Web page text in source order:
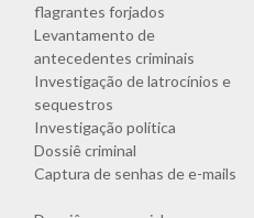
flagrantes forjados
Levantamento de
antecedentes criminais
Investigação de latrocínios e
sequestros
Investigação política
Dossiê criminal
Captura de senhas de e-mails